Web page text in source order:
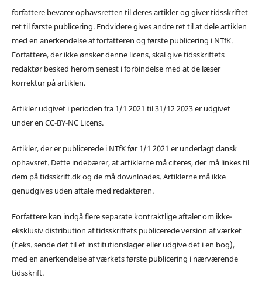
forfattere bevarer ophavsretten til deres artikler og giver tidsskriftet
ret til første publicering. Endvidere gives andre ret til at dele artiklen
med en anerkendelse af forfatteren og første publicering i NTfK.
Forfattere, der ikke ønsker denne licens, skal give tidsskriftets
redaktør besked herom senest i forbindelse med at de læser
korrektur på artiklen.
Artikler udgivet i perioden fra 1/1 2021 til 31/12 2023 er udgivet
under en CC-BY-NC Licens.
Artikler, der er publicerede i NTfK før 1/1 2021 er underlagt dansk
ophavsret. Dette indebærer, at artiklerne må citeres, der må linkes til
dem på tidsskrift.dk og de må downloades. Artiklerne må ikke
genudgives uden aftale med redaktøren.
Forfattere kan indgå flere separate kontraktlige aftaler om ikke-
eksklusiv distribution af tidsskriftets publicerede version af værket
(f.eks. sende det til et institutionslager eller udgive det i en bog),
med en anerkendelse af værkets første publicering i nærværende
tidsskrift.